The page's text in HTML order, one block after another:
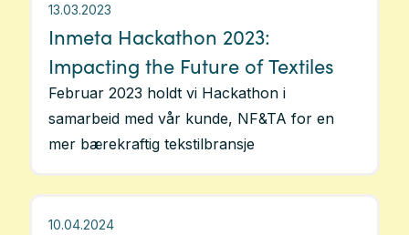
13.03.2023
Inmeta Hackathon 2023:
Impacting the Future of Textiles
Februar 2023 holdt vi Hackathon i
samarbeid med vår kunde, NF&TA for en
mer bærekraftig tekstilbransje
10.04.2024